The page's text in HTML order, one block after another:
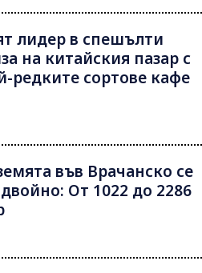
лидер в спешълти
на китайския пазар с
редките сортове кафе
във Врачанско се
От 1022 до 2286